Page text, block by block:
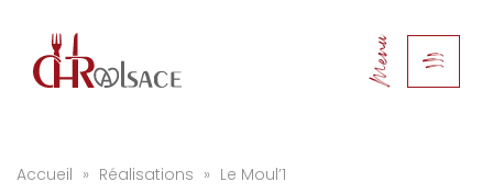
Menu
Accueil » Réalisations » Le Moul’1